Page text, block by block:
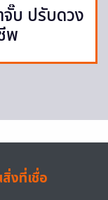
บ ปรับดวง
พ
งที่เชื่อ